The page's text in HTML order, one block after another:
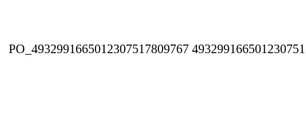
PO_4932991665012307517809767